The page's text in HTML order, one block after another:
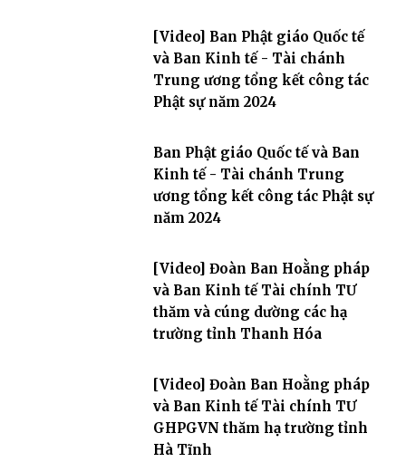
[Video] Ban Phật giáo Quốc tế
và Ban Kinh tế - Tài chánh
Trung ương tổng kết công tác
Phật sự năm 2024
Ban Phật giáo Quốc tế và Ban
Kinh tế - Tài chánh Trung
ương tổng kết công tác Phật sự
năm 2024
[Video] Đoàn Ban Hoằng pháp
và Ban Kinh tế Tài chính TƯ
thăm và cúng dường các hạ
trường tỉnh Thanh Hóa
[Video] Đoàn Ban Hoằng pháp
và Ban Kinh tế Tài chính TƯ
GHPGVN thăm hạ trường tỉnh
Hà Tĩnh